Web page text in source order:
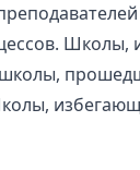
Школы,